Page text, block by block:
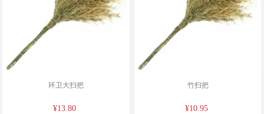
环卫大扫把
¥13.80
竹扫把
¥10.95